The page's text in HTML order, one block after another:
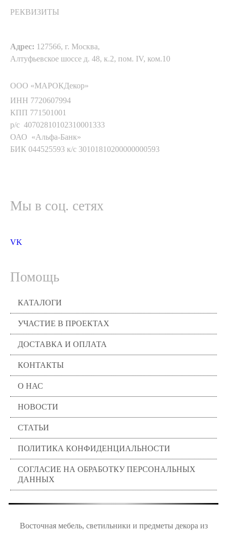
РЕКВИЗИТЫ
Адрес: 127566, г. Москва,
Алтуфьевское шоссе д. 48, к.2, пом. IV, ком.10
ООО «МАРОКДекор»
ИНН 7720607994
КПП 771501001
р/с 40702810102310001333
ОАО «Альфа-Банк»
БИК 044525593 к/с 30101810200000000593
Мы в соц. сетях
VK
Помощь
КАТАЛОГИ
УЧАСТИЕ В ПРОЕКТАХ
ДОСТАВКА И ОПЛАТА
КОНТАКТЫ
О НАС
НОВОСТИ
СТАТЬИ
ПОЛИТИКА КОНФИДЕНЦИАЛЬНОСТИ
СОГЛАСИЕ НА ОБРАБОТКУ ПЕРСОНАЛЬНЫХ
ДАННЫХ
Восточная мебель, светильники и предметы декора из